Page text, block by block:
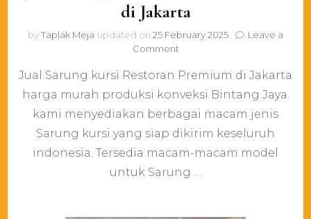
di Jakarta
byTaplak Meja updated on 25 February 2025
Leave a
Commenton
Sarung
kursi
Premium
di
Jual Sarung kursi Restoran Premium di Jakarta
harga murah produksi konveksi Bintang Jaya.
kami menyediakan berbagai macam jenis
Sarung kursi yang siap dikirim keseluruh
indonesia. Tersedia macam-macam model
untuk Sarung …